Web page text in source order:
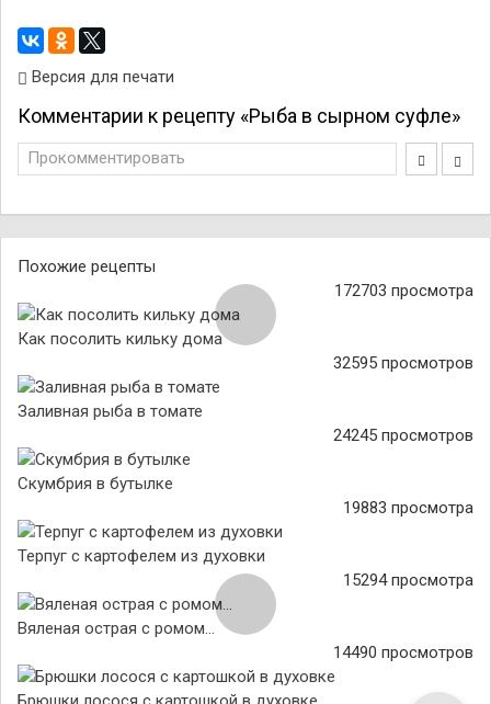
Версия для печати
Комментарии к рецепту «Рыба в сырном суфле»
Прокомментировать
Похожие рецепты
172703 просмотра
Как посолить кильку дома
32595 просмотров
Заливная рыба в томате
24245 просмотров
Скумбрия в бутылке
19883 просмотра
Терпуг с картофелем из духовки
15294 просмотра
Вяленая острая с ромом...
14490 просмотров